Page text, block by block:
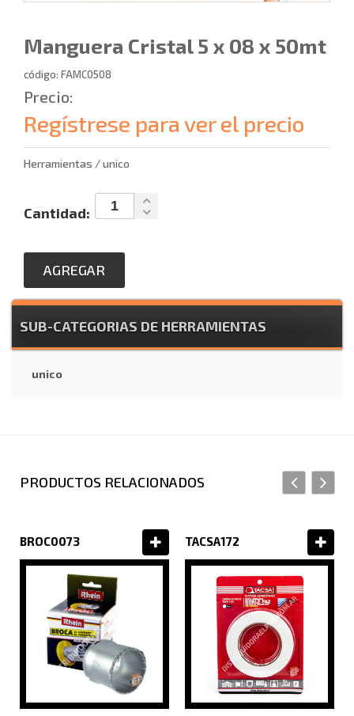
Manguera Cristal 5 x 08 x 50mt
código: FAMC0508
Precio:
Regístrese para ver el precio
Herramientas / unico
Cantidad:
AGREGAR
SUB-CATEGORIAS DE HERRAMIENTAS
unico
PRODUCTOS RELACIONADOS
BROC0073 TACSA172